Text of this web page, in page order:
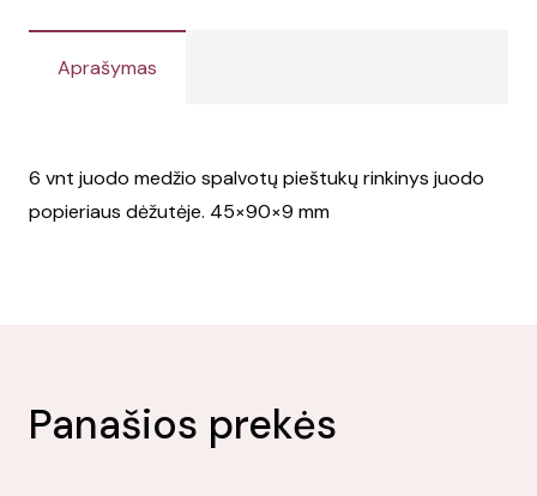
Aprašymas
6 vnt juodo medžio spalvotų pieštukų rinkinys juodo
popieriaus dėžutėje. 45×90×9 mm
Panašios prekės